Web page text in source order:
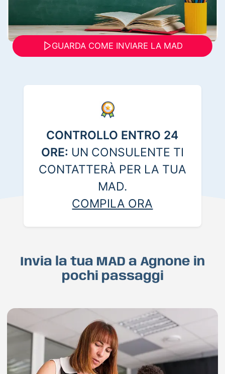
GUARDA COME INVIARE LA MAD
CONTROLLO ENTRO 24
ORE: UN CONSULENTE TI
CONTATTERÀ PER LA TUA
MAD.
COMPILA ORA
Invia la tua MAD a Agnone in
pochi passaggi